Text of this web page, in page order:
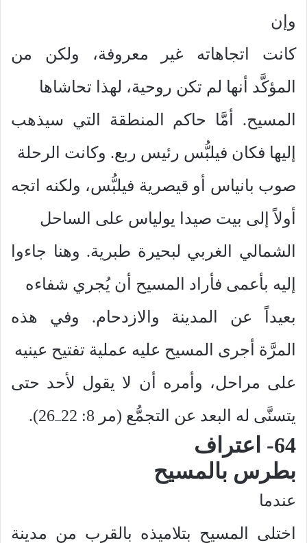
وإن
كانت اتجاهاته غير معروفة، ولكن من
المؤكَّد أنها لم تكن روحية، لهذا تحاشاها
المسيح. أمَّا حاكم المنطقة التي سيذهب
إليها فكان فيلبُّس رئيس ربع. وكانت الرحلة
صوب بانياس أو قيصرية فيلبُّس، ولكنه اتجه
أولاً إلى بيت صيدا يولياس على الساحل
الشمالي الغربي لبحيرة طبرية. وهنا جاءوا
إليه بأعمى فأراد المسيح أن يُجري شفاءه
بعيداً عن المدينة والازدحام. وفي هذه
المرَّة أجرى المسيح عليه عملية تفتيح عينيه
على مراحل، وأمره أن لا يقول لأحد حتى
يتسنَّى له البعد عن التجمُّع (مر 8: 22
–
26).
64- اعتراف
بطرس بالمسيح
عندما
اختلى المسيح بتلاميذه بالقرب من مدينة